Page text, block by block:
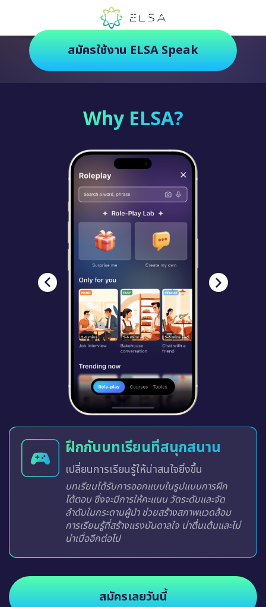
ตัวช่วยฝึกภาษายุคใหม่ ฝึกสนุกยิ่งกว่า
สมัครใช้งาน ELSA Speak
Why ELSA?
ฝึกกับบทเรียนที่สนุกสนาน
เปลี่ยนการเรียนรู้ให้น่าสนใจยิ่งขึ้น
บทเรียนได้รับการออกแบบในรูปแบบการฝึก
โต้ตอบ ซึ่งจะมีการให้คะแนน วัดระดับและจัด
ลำดับในกระดานผู้นำ ช่วยสร้างสภาพแวดล้อม
การเรียนรู้ที่สร้างแรงบันดาลใจ น่าตื่นเต้นและไม่
น่าเบื่ออีกต่อไป
สมัครเลยวันนี้